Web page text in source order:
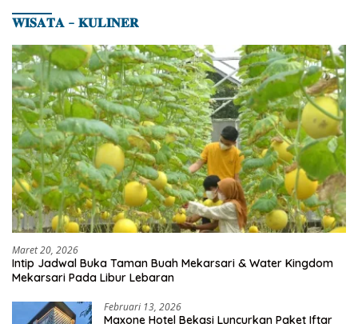
𝐖𝐈𝐒𝐀𝐓𝐀 – 𝐊𝐔𝐋𝐈𝐍𝐄𝐑
Maret 20, 2026
Intip Jadwal Buka Taman Buah Mekarsari & Water Kingdom
Mekarsari Pada Libur Lebaran
Februari 13, 2026
Maxone Hotel Bekasi Luncurkan Paket Iftar